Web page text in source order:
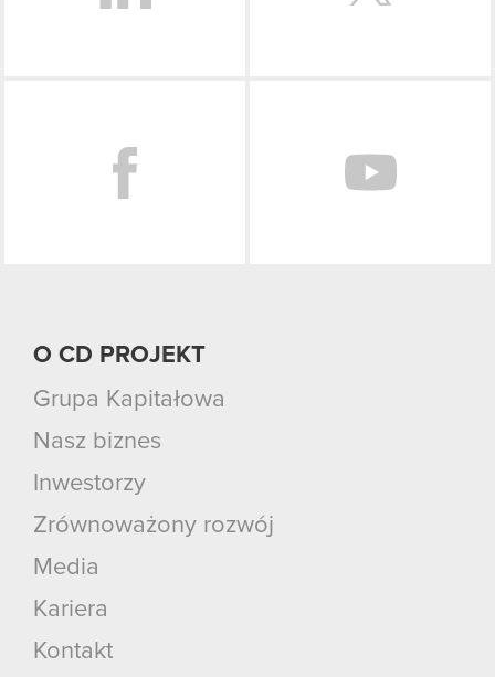
O CD PROJEKT
Grupa Kapitałowa
Nasz biznes
Inwestorzy
Zrównoważony rozwój
Media
Kariera
Kontakt